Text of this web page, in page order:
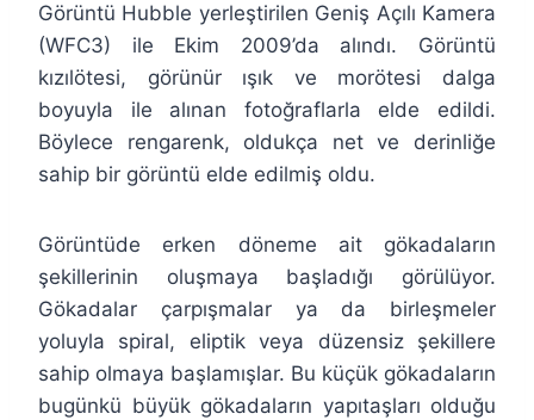
Görüntü Hubble yerleştirilen Geniş Açılı Kamera
(WFC3) ile Ekim 2009’da alındı. Görüntü
kızılötesi, görünür ışık ve morötesi dalga
boyuyla ile alınan fotoğraflarla elde edildi.
Böylece rengarenk, oldukça net ve derinliğe
sahip bir görüntü elde edilmiş oldu.
Görüntüde erken döneme ait gökadaların
şekillerinin oluşmaya başladığı görülüyor.
Gökadalar çarpışmalar ya da birleşmeler
yoluyla spiral, eliptik veya düzensiz şekillere
sahip olmaya başlamışlar. Bu küçük gökadaların
bugünkü büyük gökadaların yapıtaşları olduğu